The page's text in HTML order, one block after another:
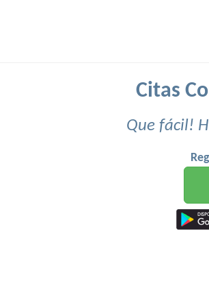
Citas
Que fácil!